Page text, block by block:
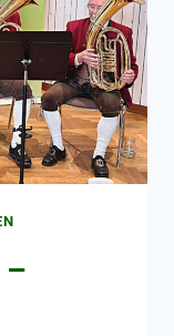
–